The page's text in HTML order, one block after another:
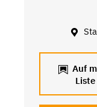
Auf
Liste